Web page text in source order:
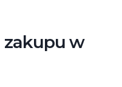
zakupu w